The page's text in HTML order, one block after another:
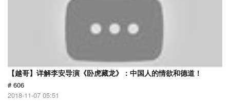
【越哥】详解李安导演《卧虎藏龙》：中国人的情欲和德道！
# 606
2018-11-07 05:51